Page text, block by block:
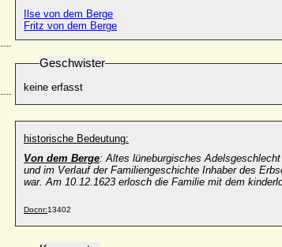
Ilse von dem Berge
Fritz von dem Berge
Geschwister
keine erfasst
historische Bedeutung:
Von dem Berge: Altes lüneburgisches
und im Verlauf der Familiengeschichte Inhaber des
war. Am 10.12.1623 erlosch die Familie mit dem
Docnr:13402